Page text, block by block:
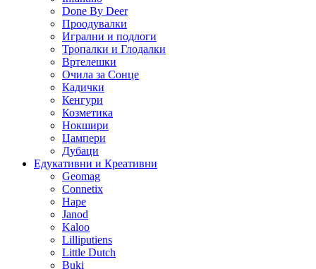
Done By Deer
Проодувалки
Игрални и подлоги
Тропалки и Глодалки
Вртелешки
Очила за Сонце
Кадички
Кенгури
Козметика
Нокшири
Џампери
Дубаци
Едукативни и Креативни
Geomag
Connetix
Hape
Janod
Kaloo
Lilliputiens
Little Dutch
Buki